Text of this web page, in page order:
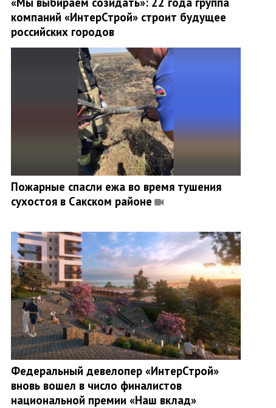
компаний «ИнтерСтрой» строит будущее
российских городов
Пожарные спасли ежа во время тушения
сухостоя в Сакском районе
Федеральный девелопер «ИнтерСтрой»
вновь вошел в число финалистов
национальной премии «Наш вклад»